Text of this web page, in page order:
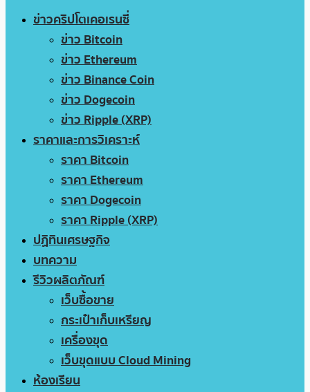
ข่าวคริปโตเคอเรนซี่
ข่าว Bitcoin
ข่าว Ethereum
ข่าว Binance Coin
ข่าว Dogecoin
ข่าว Ripple (XRP)
ราคาและการวิเคราะห์
ราคา Bitcoin
ราคา Ethereum
ราคา Dogecoin
ราคา Ripple (XRP)
ปฏิทินเศรษฐกิจ
บทความ
รีวิวผลิตภัณฑ์
เว็บซื้อขาย
กระเป๋าเก็บเหรียญ
เครื่องขุด
เว็บขุดแบบ Cloud Mining
ห้องเรียน